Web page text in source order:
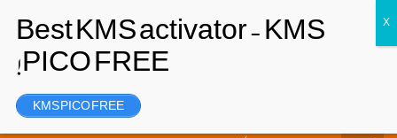
رجسٹر
KMS PICO FREE